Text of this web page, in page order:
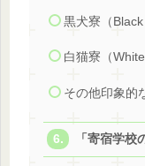
黒犬寮（
白猫寮（
その他印象的
「寄宿学